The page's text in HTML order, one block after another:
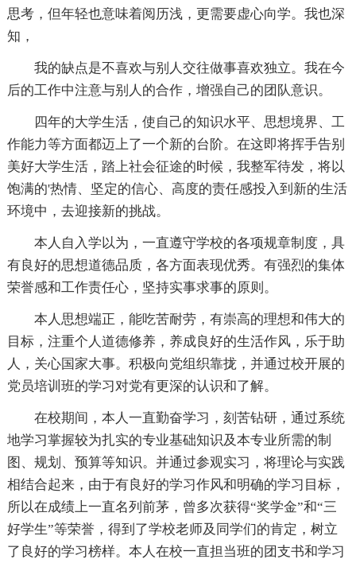
思考，但年轻也意味着阅历浅，更需要虚心向学。我也深
知，
我的缺点是不喜欢与别人交往做事喜欢独立。我在今
后的工作中注意与别人的合作，增强自己的团队意识。
四年的大学生活，使自己的知识水平、思想境界、工
作能力等方面都迈上了一个新的台阶。在这即将挥手告别
美好大学生活，踏上社会征途的时候，我整军待发，将以
饱满的'热情、坚定的信心、高度的责任感投入到新的生活
环境中，去迎接新的挑战。
本人自入学以为，一直遵守学校的各项规章制度，具
有良好的思想道德品质，各方面表现优秀。有强烈的集体
荣誉感和工作责任心，坚持实事求事的原则。
本人思想端正，能吃苦耐劳，有崇高的理想和伟大的
目标，注重个人道德修养，养成良好的生活作风，乐于助
人，关心国家大事。积极向党组织靠拢，并通过校开展的
党员培训班的学习对党有更深的认识和了解。
在校期间，本人一直勤奋学习，刻苦钻研，通过系统
地学习掌握较为扎实的专业基础知识及本专业所需的制
图、规划、预算等知识。并通过参观实习，将理论与实践
相结合起来，由于有良好的学习作风和明确的学习目标，
所以在成绩上一直名列前茅，曾多次获得“奖学金”和“三
好学生”等荣誉，得到了学校老师及同学们的肯定，树立
了良好的学习榜样。本人在校一直担当班的团支书和学习